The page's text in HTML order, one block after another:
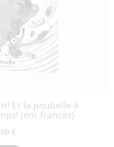
Et la poubelle à
(em francês)
€